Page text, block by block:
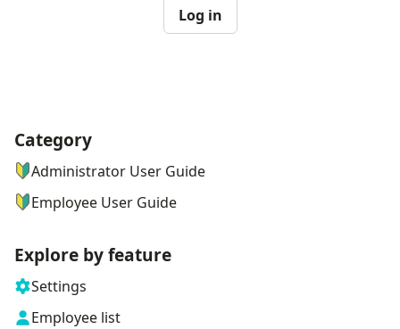
Log in
ナビゲーションメニュー
Category
Administrator User Guide
Employee User Guide
Explore by feature
Settings
Employee list